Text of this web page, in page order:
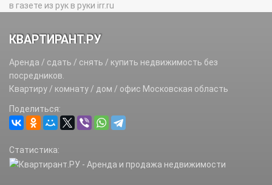
в газете из рук в руки irr.ru
КВАРТИРАНТ.РУ
Аренда / сдать / снять / купить недвижимость без
посредников.
Квартиру / комнату / дом / офис Московская область
Поделиться:
Статистика: